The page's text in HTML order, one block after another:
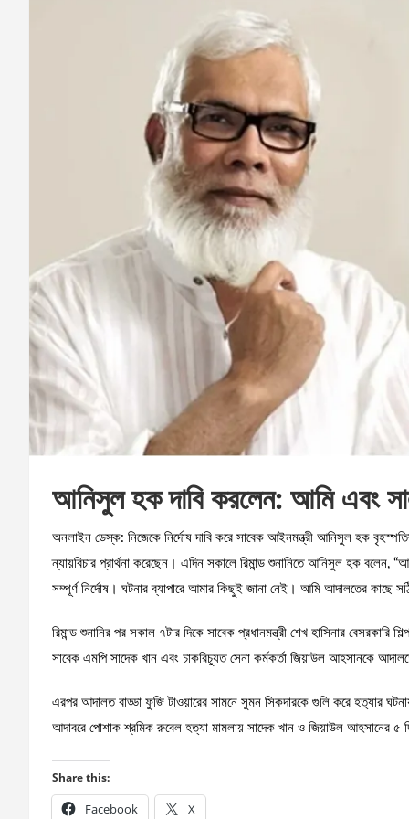
আনিসুল হক দাবি করলেন: আমি এবং
অনলাইন ডেস্ক: নিজেকে নির্দোষ দাবি করে সাবেক আইনমন্ত্রী আনিসুল হক
ন্যায়বিচার প্রার্থনা করেছেন। এদিন সকালে রিমান্ড শুনানিতে আনিসুল হক
সম্পূর্ণ নির্দোষ। ঘটনার ব্যাপারে আমার কিছুই জানা নেই। আমি আদালতের কাছে
রিমান্ড শুনানির পর সকাল ৭টার দিকে সাবেক প্রধানমন্ত্রী শেখ হাসিনার
সাবেক এমপি সাদেক খান এবং চাকরিচ্যুত সেনা কর্মকর্তা জিয়াউল আহসানকে
এরপর আদালত বাড্ডা ফুজি টাওয়ারের সামনে সুমন সিকদারকে গুলি করে হত্যার
আদাবরে পোশাক শ্রমিক রুবেল হত্যা মামলায় সাদেক খান ও জিয়াউল আহসানের ৫
Share this:
Facebook X